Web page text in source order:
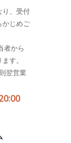
り、受付
かじめご
者から
す。
翌営業